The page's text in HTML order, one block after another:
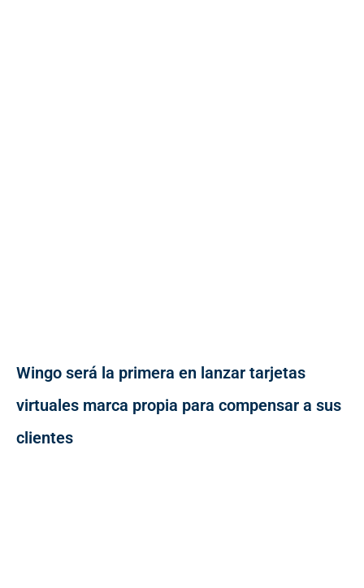
Wingo será la primera en lanzar tarjetas
virtuales marca propia para compensar a sus
clientes